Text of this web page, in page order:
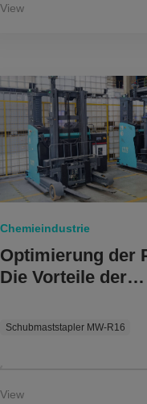
View
Chemieindustrie
Optimierung der
Die Vorteile der
Chemischen
Schubmaststapler MW-R16
View